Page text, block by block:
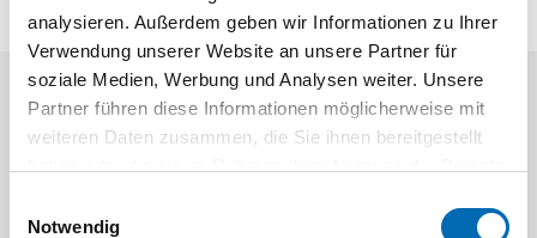
analysieren. Außerdem geben wir Informationen zu Ihrer
Verwendung unserer Website an unsere Partner für
soziale Medien, Werbung und Analysen weiter. Unsere
Partner führen diese Informationen möglicherweise mit
weiteren Daten zusammen, die Sie ihnen bereitgestellt
Notwendig
Aktuelle Angebote